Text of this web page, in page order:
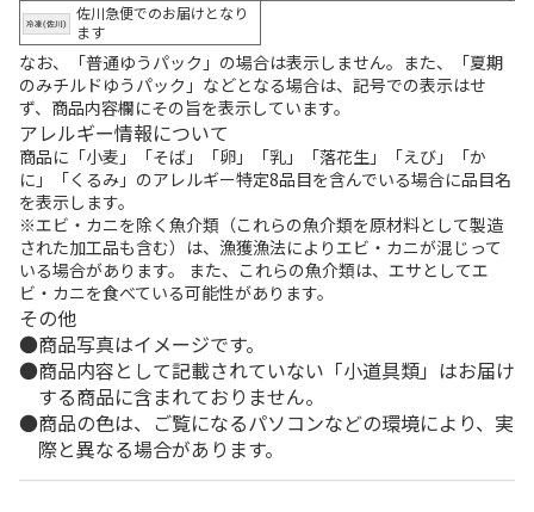
佐川急便でのお届けとなり
ます
なお、「普通ゆうパック」の場合は表示しません。また、「夏期
のみチルドゆうパック」などとなる場合は、記号での表示はせ
ず、商品内容欄にその旨を表示しています。
アレルギー情報について
商品に「小麦」「そば」「卵」「乳」「落花生」「えび」「か
に」「くるみ」のアレルギー特定8品目を含んでいる場合に品目名
を表示します。
※エビ・カニを除く魚介類（これらの魚介類を原材料として製造
された加工品も含む）は、漁獲漁法によりエビ・カニが混じって
いる場合があります。 また、これらの魚介類は、エサとしてエ
ビ・カニを食べている可能性があります。
その他
商品写真はイメージです。
商品内容として記載されていない「小道具類」はお届け
する商品に含まれておりません。
商品の色は、ご覧になるパソコンなどの環境により、実
際と異なる場合があります。